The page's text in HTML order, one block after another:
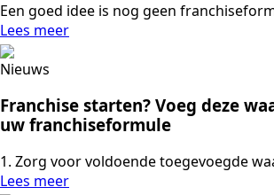
Een goed idee is nog geen
Lees meer
Nieuws
Franchise starten? Voeg deze
uw franchiseformule
1. Zorg voor voldoende toegevoegde
Lees meer